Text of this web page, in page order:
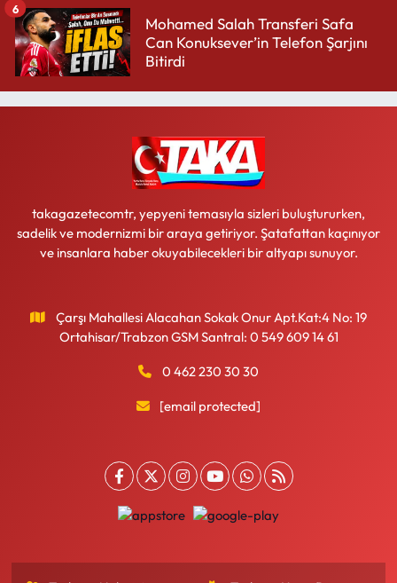
Mohamed Salah Transferi Safa
Can Konuksever’in Telefon Şarjını
Bitirdi
6
takagazetecomtr, yepyeni temasıyla sizleri buluştururken,
sadelik ve modernizmi bir araya getiriyor. Şatafattan kaçınıyor
ve insanlara haber okuyabilecekleri bir altyapı sunuyor.
Çarşı Mahallesi Alacahan Sokak Onur Apt.Kat:4 No: 19
Ortahisar/Trabzon GSM Santral: 0 549 609 14 61
0 462 230 30 30
[email protected]